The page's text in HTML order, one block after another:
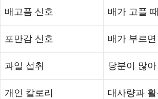
배고픔 신호 배가 고플
포만감 신호 배가 부르
과일 섭취 당분이 많
개인 칼로리 대사량과